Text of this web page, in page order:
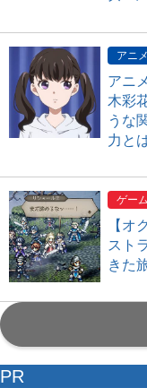
アニ
アニ
木彩
うな
力と
ゲーム
【オ
スト
きた
PR